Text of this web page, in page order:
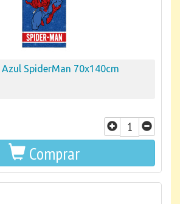
SpiderMan 70x140cm
Comprar